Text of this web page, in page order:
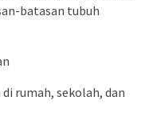
batasan tubuh
rumah, sekolah, dan